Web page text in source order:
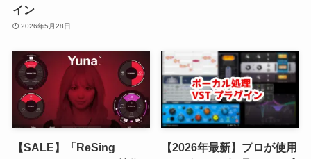
イン
2026年5月28日
【SALE】「ReSing
【2026年最新】プロが使用